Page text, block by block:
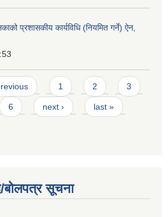
प्रशासकीय कार्यविधि (नियमित गर्ने) ऐन,
1 2 3
6 next › last »
बोलपत्र सूचना